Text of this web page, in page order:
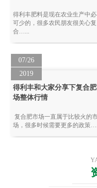
得利丰肥料是现在农业生产中
可少的，很多农民朋友很关心复
合…...
07/26
2019
得利丰和大家分享下复合
场整体行情
复合肥市场一直属于比较火的
场，很多时候需要更多的政策